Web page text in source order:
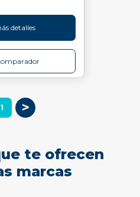
detalles
1 >
te ofrecen
marcas